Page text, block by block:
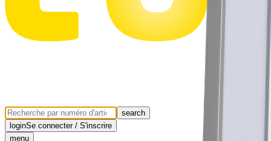
search
loginSe connecter / S'inscrire
menu